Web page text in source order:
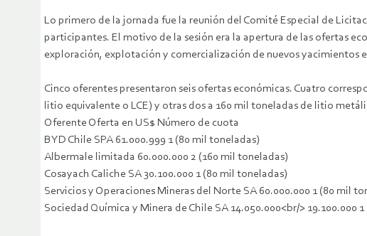
Lo primero de la jornada fue la reunión del Comité Especial de
participantes. El motivo de la sesión era la apertura de las ofertas
exploración, explotación y comercialización de nuevos yacimientos
Cinco oferentes presentaron seis ofertas económicas. Cuatro
litio equivalente o LCE) y otras dos a 160 mil toneladas de litio
Oferente Oferta en US$ Número de cuota
BYD Chile SPA 61.000.999 1 (80 mil toneladas)
Albermale limitada 60.000.000 2 (160 mil toneladas)
Cosayach Caliche SA 30.100.000 1 (80 mil toneladas)
Servicios y Operaciones Mineras del Norte SA 60.000.000 1 (80 mil
Sociedad Química y Minera de Chile SA 14.050.000<br/> 19.100.000